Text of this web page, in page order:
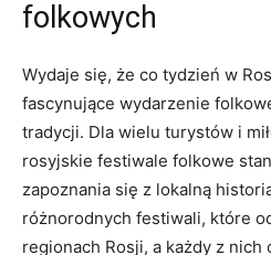
folkowych
Wydaje ⁢się, że⁢ co⁢ tydzień w
fascynujące⁣ wydarzenie
tradycji. ‌Dla wielu turystów ​i
rosyjskie festiwale⁣ folkowe‌
zapoznania się ‍z ⁢lokalną
różnorodnych festiwali, które
regionach Rosji, a każdy z nich